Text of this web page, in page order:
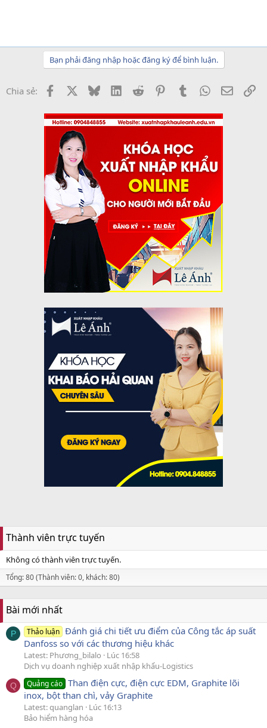
Bạn phải đăng nhập hoặc đăng ký để bình luận.
Chia sẻ: Facebook BlueskyLinkedInReddit PinterestTumblrWhatsApp
Email
Thành viên trực tuyến
Không có thành viên trực tuyến.
Tổng: 80 (Thành viên: 0, khách: 80)
Bài mới nhất
P Thảo luận Đánh giá chi tiết ưu điểm của Công tắc áp suất
Danfoss so với các thương hiệu khác
Latest: Phương_bilalo
Lúc 16:58
Dịch vụ doanh nghiệp xuất nhập khẩu-Logistics
Q Quảng cáo Than điện cực, điện cực EDM, Graphite lõi
inox, bột than chì, vảy Graphite
Latest: quanglan
Lúc 16:13
Bảo hiểm hàng hóa